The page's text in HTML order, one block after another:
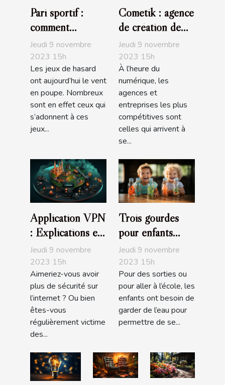
Pari sportif :
comment
maximiser vos
chances de
gagner ?
Jeudi 9 novembre
2023 15h
Les jeux de hasard
ont aujourd’hui le vent
en poupe. Nombreux
sont en effet ceux qui
s’adonnent à ces
jeux...
Cometik : agence
de création de
sites internet
Jeudi 9 novembre
2023 15h
À l’heure du
numérique, les
agences et
entreprises les plus
compétitives sont
celles qui arrivent à
se...
Application VPN
: Explications et
avantages
Jeudi 9 novembre
2023 15h
Aimeriez-vous avoir
plus de sécurité sur
l’internet ? Ou bien
êtes-vous
régulièrement victime
des...
Trois gourdes
pour enfants
recommandés
Jeudi 9 novembre
2023 15h
Pour des sorties ou
pour aller à l’école, les
enfants ont besoin de
garder de l’eau pour
permettre de se...